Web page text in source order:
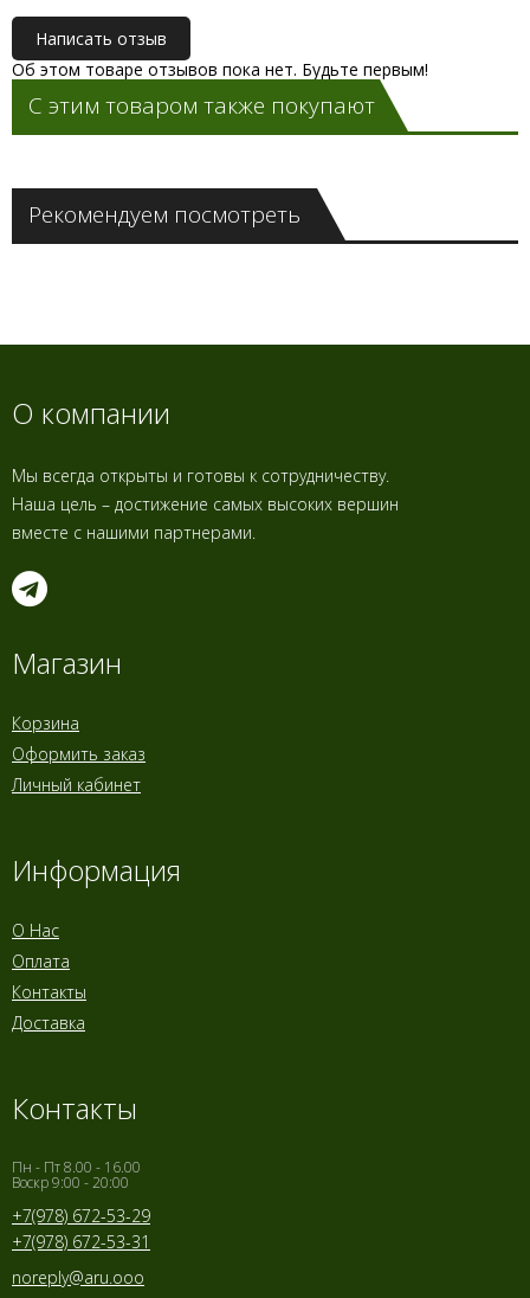
Написать отзыв
Об этом товаре отзывов пока нет. Будьте первым!
С этим товаром также покупают
Рекомендуем посмотреть
О компании
Мы всегда открыты и готовы к сотрудничеству.
Наша цель – достижение самых высоких вершин
вместе с нашими партнерами.
Магазин
Корзина
Оформить заказ
Личный кабинет
Информация
О Нас
Оплата
Контакты
Доставка
Контакты
Пн - Пт 8.00 - 16.00
Воскр 9:00 - 20:00
+7(978) 672-53-29
+7(978) 672-53-31
noreply@aru.ooo